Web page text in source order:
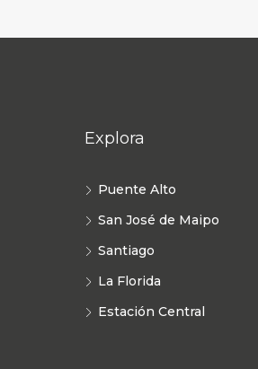
Explora
Puente Alto
San José de Maipo
Santiago
La Florida
Estación Central